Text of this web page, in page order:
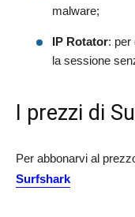
malware;
IP Rotator: per
la sessione
I prezzi di
Per abbonarvi al
Surfshark